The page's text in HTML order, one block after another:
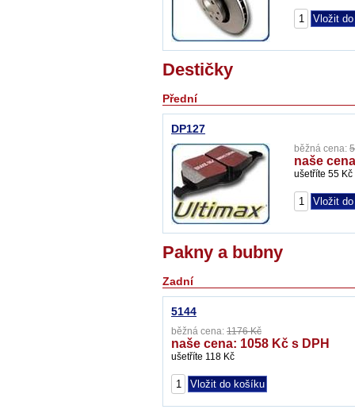
Destičky
Přední
DP127
běžná cena:
naše
ušetříte 55 Kč
Pakny a bubny
Zadní
5144
běžná cena: 1176 Kč
naše cena: 1058 Kč s DPH
ušetříte 118 Kč